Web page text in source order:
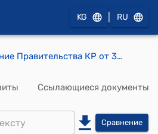
KG RU
Постановление Правительства КР от 30 декабря 2013 года № 714 "Об утверждении Порядка формирования, ведения, изменения и дополнения Реестра лиц, освобожденных с государственной и муниципальной службы по отрицательным основаниям"
Ссылающиеся документы
Сравнение